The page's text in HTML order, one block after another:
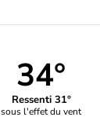
34°
Ressenti 31°
sous l'effet du vent